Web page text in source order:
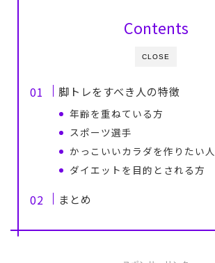
CLOSE
Contents
脚トレをすべき人の特徴
年齢を重ねている方
スポーツ選手
かっこいいカラダを作りたい人
ダイエットを目的とされる方
まとめ